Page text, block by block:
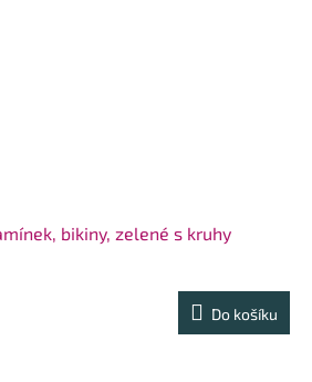
bikiny, zelené s kruhy
Do košíku